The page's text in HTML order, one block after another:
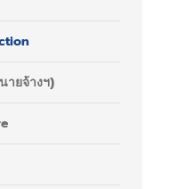
ยจ้างฯ)